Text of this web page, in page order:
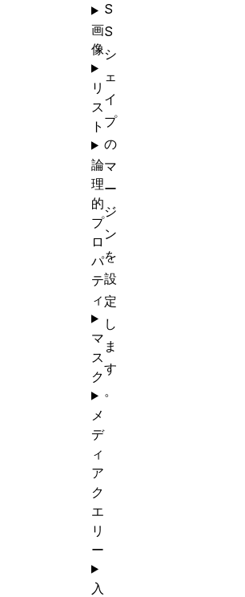
S
S
シ
ェ
イ
プ
の
マ
ー
ジ
ン
を
設
定
し
ま
す
。
画
像
リ
ス
ト
論
理
的
プ
ロ
パ
テ
ィ
マ
ス
ク
メ
デ
ィ
ア
ク
エ
リ
ー
入